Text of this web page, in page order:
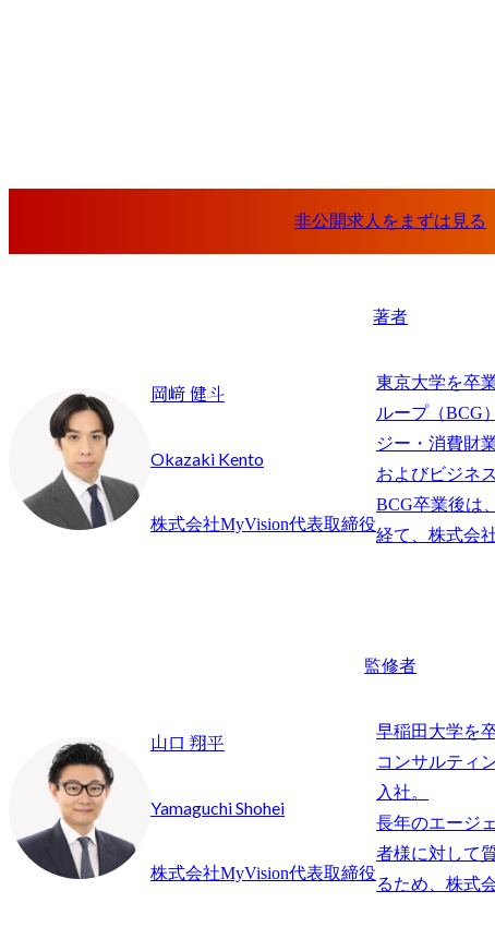
著者
岡﨑 健斗
Okazaki Kento
株式会社MyVision代表取締役
東京大学を卒
ループ（BCG
ジー・消費財
およびビジネ
BCG卒業後は
監修者
山口 翔平
Yamaguchi Shohei
株式会社MyVision代表取締役
早稲田大学を
コンサルティ
入社。
長年のエージ
者様に対して